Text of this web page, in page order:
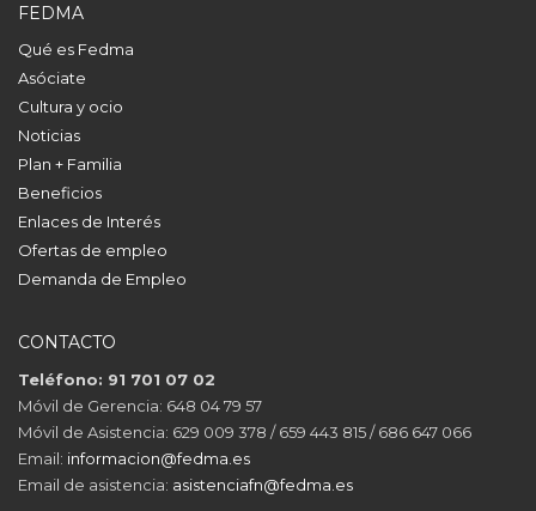
FEDMA
Qué es Fedma
Asóciate
Cultura y ocio
Noticias
Plan + Familia
Beneficios
Enlaces de Interés
Ofertas de empleo
Demanda de Empleo
CONTACTO
Teléfono: 91 701 07 02
Móvil de Gerencia: 648 04 79 57
Móvil de Asistencia: 629 009 378 / 659 443 815 / 686 647 066
Email: informacion@fedma.es
Email de asistencia: asistenciafn@fedma.es